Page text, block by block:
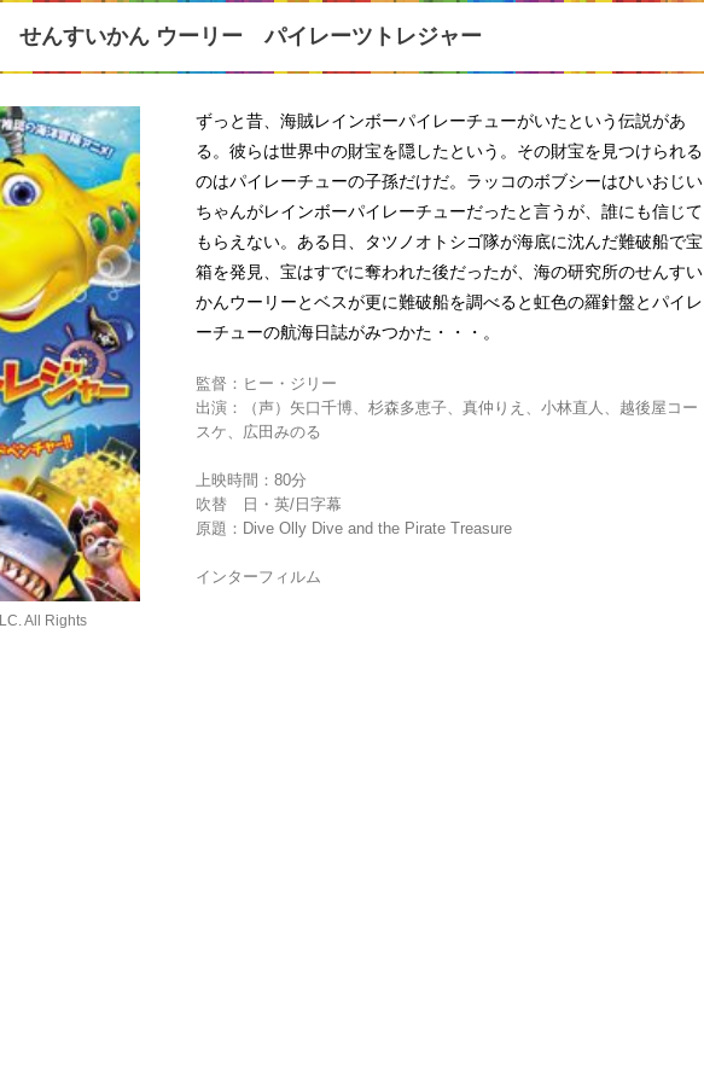
せんすいかん ウーリー パイレーツトレジャー
All Rights
ずっと昔、海賊レインボーパイレーチューがいたという伝説があ
る。彼らは世界中の財宝を隠したという。その財宝を見つけられる
のはパイレーチューの子孫だけだ。ラッコのボブシーはひいおじい
ちゃんがレインボーパイレーチューだったと言うが、誰にも信じて
もらえない。ある日、タツノオトシゴ隊が海底に沈んだ難破船で宝
箱を発見、宝はすでに奪われた後だったが、海の研究所のせんすい
かんウーリーとベスが更に難破船を調べると虹色の羅針盤とパイレ
ーチューの航海日誌がみつかた・・・。
監督：ヒー・ジリー
出演：（声）矢口千博、杉森多恵子、真仲りえ、小林直人、越後屋コー
スケ、広田みのる
上映時間：80分
吹替 日・英/日字幕
原題：Dive Olly Dive and the Pirate Treasure
インターフィルム